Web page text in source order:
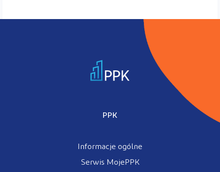
PPK
Informacje ogólne
Serwis MojePPK